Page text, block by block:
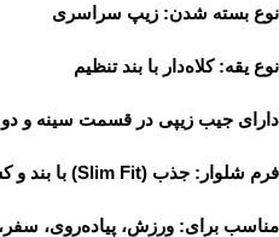
نوع بسته شدن: زیپ سراسری
نوع یقه: کلاه‌دار با بند تنظیم
دارای جیب زیپی در قسمت سینه و
فرم شلوار: جذب (Slim Fit) با بند و کش تنظیمی
مناسب برای: ورزش، پیاده‌روی،